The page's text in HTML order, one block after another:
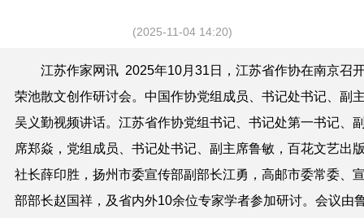
(2025-11-04 14:20)
江苏作家网讯 2025年10月31日，江苏省作协在南京召
荣池散文创作研讨会。中国作协党组成员、书记处书记、副
吴义勤视频讲话。江苏省作协党组书记、书记处第一书记、
席郑焱，党组成员、书记处书记、副主席鲁敏，百花文艺出
社长薛印胜，扬州市委宣传部副部长江勇，高邮市委常委、
部部长赵国祥，及省内外10余位专家学者参加研讨。会议由